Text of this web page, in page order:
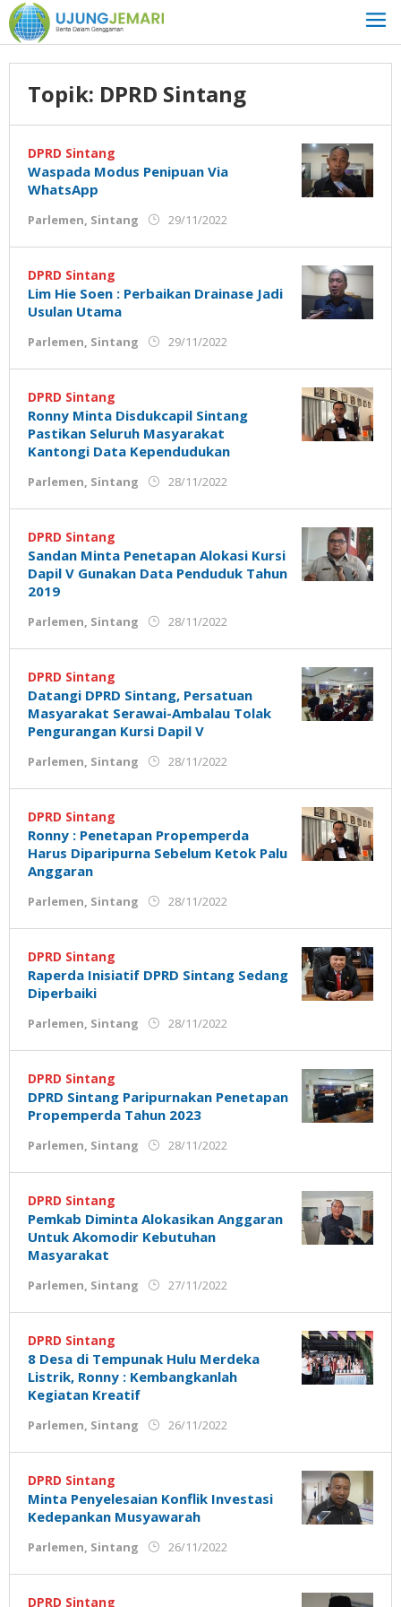
Lewati
ke
konten
Topik: DPRD Sintang
DPRD Sintang
Waspada Modus Penipuan Via
WhatsApp
Parlemen, Sintang 29/11/2022
Ujung
DPRD Sintang
Lim Hie Soen : Perbaikan Drainase Jadi
Usulan Utama
Parlemen, Sintang 29/11/2022
Ujung
DPRD Sintang
Ronny Minta Disdukcapil Sintang
Pastikan Seluruh Masyarakat
Kantongi Data Kependudukan
Parlemen, Sintang 28/11/2022
Ujung
DPRD Sintang
Sandan Minta Penetapan Alokasi Kursi
Dapil V Gunakan Data Penduduk Tahun
2019
Parlemen, Sintang 28/11/2022
Ujung
DPRD Sintang
Datangi DPRD Sintang, Persatuan
Masyarakat Serawai-Ambalau Tolak
Pengurangan Kursi Dapil V
Parlemen, Sintang 28/11/2022
Ujung
DPRD Sintang
Ronny : Penetapan Propemperda
Harus Diparipurna Sebelum Ketok Palu
Anggaran
Parlemen, Sintang 28/11/2022
Ujung
DPRD Sintang
Raperda Inisiatif DPRD Sintang Sedang
Diperbaiki
Parlemen, Sintang 28/11/2022
Ujung
DPRD Sintang
DPRD Sintang Paripurnakan Penetapan
Propemperda Tahun 2023
Parlemen, Sintang 28/11/2022
Ujung
DPRD Sintang
Pemkab Diminta Alokasikan Anggaran
Untuk Akomodir Kebutuhan
Masyarakat
Parlemen, Sintang 27/11/2022
Ujung
DPRD Sintang
8 Desa di Tempunak Hulu Merdeka
Listrik, Ronny : Kembangkanlah
Kegiatan Kreatif
Parlemen, Sintang 26/11/2022
Ujung
DPRD Sintang
Minta Penyelesaian Konflik Investasi
Kedepankan Musyawarah
Parlemen, Sintang 26/11/2022
Ujung
DPRD Sintang